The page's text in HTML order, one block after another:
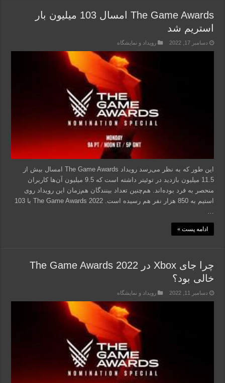
The Game Awards امسال 103 میلیون بار
استریم شد
دسامبر 17, 2022 رویداد و نمایشگاه
این طور که به نظر می‌رسد رویداد The Game Awards امسال بیش از
11.5 میلیون بازدید در توئیتر داشته است که 9.5 میلیون آن‌ها کاربران
منحصر به فرد بوده‌اند. هم‌چنین تعداد بینندگان هم‌زمان این رویداد روی
استیم به 850 هزار نفر هم رسیده است. The Game Awards 2022 با 103
ادامه پست »
چرا جای Xbox در 2022 The Game Awards
خالی بود؟
دسامبر 11, 2022 رویداد و نمایشگاه